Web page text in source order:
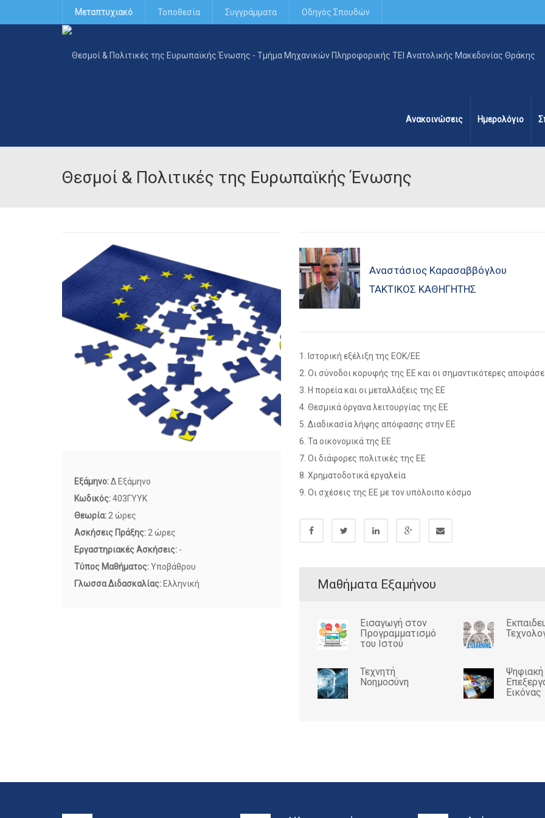
Μεταπτυχιακό Τοποθεσία Συγγράμματα Οδηγός Σπουδών
Ανακοινώσεις Ημερολόγιο
Θεσμοί & Πολιτικές της Ευρωπαϊκής Ένωσης
Εξάμηνο:Δ Εξάμηνο
Κωδικός:403ΓΥΥΚ
Θεωρία:2 ώρες
Ασκήσεις Πράξης:2 ώρες
Εργαστηριακές Ασκήσεις: -
Τύπος Μαθήματος:Υποβάθρου
Γλωσσα Διδασκαλίας: Ελληνική
Αναστάσιος Καρασαββόγλου
ΤΑΚΤΙΚΌΣ ΚΑΘΗΓΗΤΉΣ
1. Ιστορική εξέλιξη της ΕΟΚ/ΕΕ
2. Οι σύνοδοι κορυφής της ΕΕ και οι σημαντικότερες
3. Η πορεία και οι μεταλλάξεις της ΕΕ
4. Θεσμικά όργανα λειτουργίας της ΕΕ
5. Διαδικασία λήψης απόφασης στην ΕΕ
6. Τα οικονομικά της ΕΕ
7. Οι διάφορες πολιτικές της ΕΕ
8. Χρηματοδοτικά εργαλεία
9. Οι σχέσεις της ΕΕ με τον υπόλοιπο κόσμο
Μαθήματα Εξαμήνου
Εισαγωγή στον
Προγραμματισμό
του Ιστού
Τεχνητή
Νοημοσύνη
Ψηφιακή
Εικόνας